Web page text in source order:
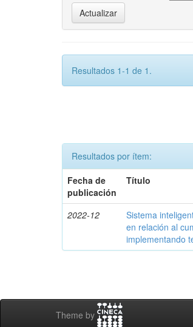
Resultados 1-1 de 1.
Resultados por ítem:
Fecha de
publicación
Título
2022-12
Sistema
en relación al
implementando
Theme by